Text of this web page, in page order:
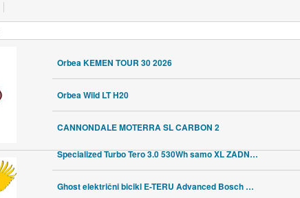
Orbea KEMEN TOUR 30 2026
Orbea Wild LT H20
CANNONDALE MOTERRA SL CARBON 2
Specialized Turbo Tero 3.0 530Wh samo XL ZADNJI KOMAD
Ghost električni bicikl E-TERU Advanced Bosch GEN 5 800Wh 2026 L i XL